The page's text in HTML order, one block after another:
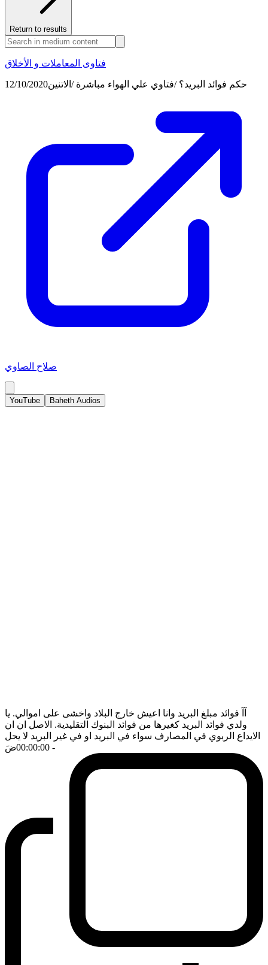
Return to results
فتاوى المعاملات و الأخلاق
حكم فوائد البريد؟ /فتاوي علي الهواء مباشرة /الاتنين12/10/2020
صلاح الصاوي
YouTube Baheth Audios
آآ فوائد مبلغ البريد وانا اعيش خارج البلاد واخشى على اموالي. يا
ولدي فوائد البريد كغيرها من فوائد البنوك التقليدية. الاصل ان ان
الايداع الربوي في المصارف سواء في البريد او في غير البريد لا يحل
- 00:00:00
ضَ